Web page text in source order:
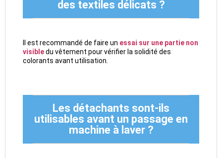
des textiles délicats ?
Il est recommandé de faire un essai sur une partie non
visibledu vêtement pour vérifier la solidité des
colorants avant utilisation.
Les détachants sont-ils
utilisables avant un passage en
machine à laver ?